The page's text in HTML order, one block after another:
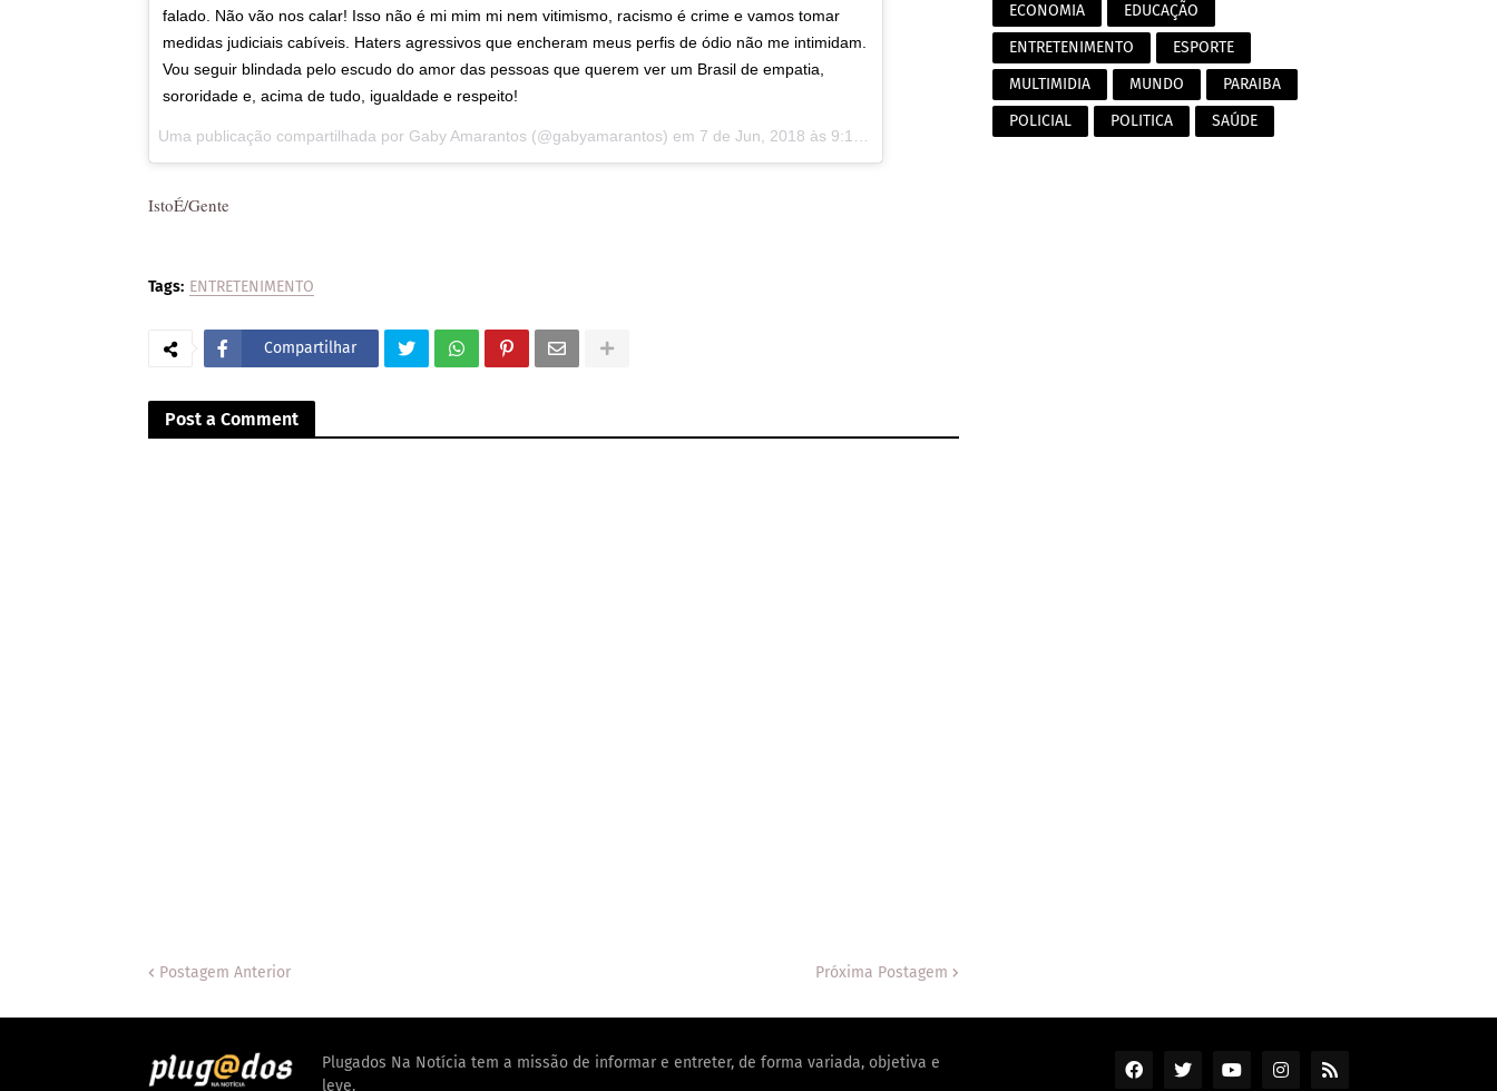
falado. Não vão nos calar! Isso não é mi mim mi nem vitimismo, racismo é crime e vamos tomar
medidas judiciais cabíveis. Haters agressivos que encheram meus perfis de ódio não me intimidam.
Vou seguir blindada pelo escudo do amor das pessoas que querem ver um Brasil de empatia,
sororidade e, acima de tudo, igualdade e respeito!
Uma publicação compartilhada por Gaby Amarantos (@gabyamarantos) em 7 de Jun, 2018 às 9:14 PDT
IstoÉ/Gente
Tags: ENTRETENIMENTO
Compartilhar
Post a Comment
Postagem Anterior Próxima Postagem
ECONOMIA
EDUCAÇÃO
ENTRETENIMENTO
ESPORTE
MULTIMIDIA
MUNDO
PARAIBA
POLICIAL
POLITICA SAÚDE
Plugados Na Notícia tem a missão de informar e entreter, de forma variada, objetiva e
leve.